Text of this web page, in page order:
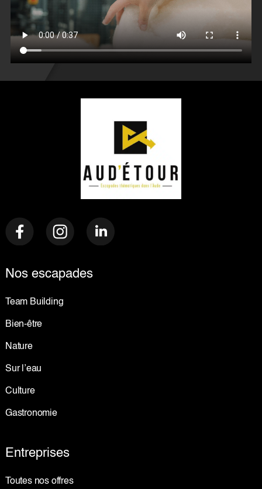
Nos escapades
Team Building
Bien-être
Nature
Sur l’eau
Culture
Gastronomie
Entreprises
Toutes nos offres